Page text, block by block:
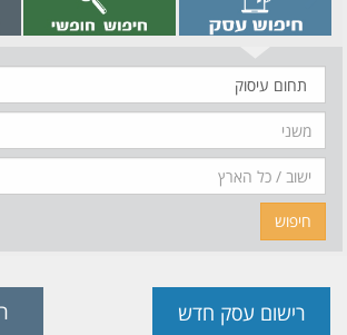
עיסוק
חיפוש
רישום עסק חדש